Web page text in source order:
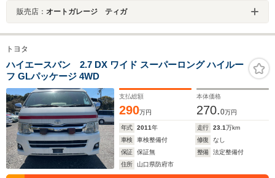
販売店： オートガレージ ティガ
トヨタ
ハイエースバン 2.7 DX ワイド スーパーロング ハイルー
フ GLパッケージ 4WD
支払総額
290万円
本体価格
270.0万円
年式 2011年 走行 23.1万km
車検
車検整備付 修復
なし
保証
保証無 整備
法定整備付
住所
山口県防府市